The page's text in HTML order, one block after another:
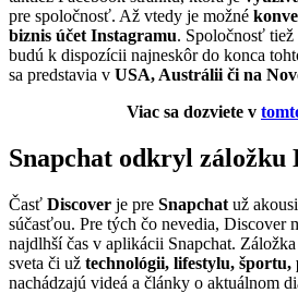
pre spoločnosť. Až vtedy je možné
biznis účet Instagramu. Spoločnosť
budú k dispozícii najneskôr do konca
sa predstavia v USA, Austrálii či na
Viac sa dozviete v
Snapchat odkryl záložku
Časť Discover je pre Snapchat už
súčasťou. Pre tých čo nevedia, Discover
najdlhší čas v aplikácii Snapchat.
sveta či už technológii, lifestylu, športu,
nachádzajú videá a články o aktuálnom